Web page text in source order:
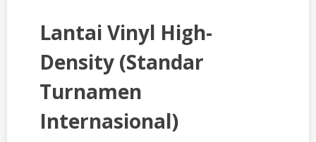
Lantai Vinyl High-
Density (Standar
Turnamen
Internasional)